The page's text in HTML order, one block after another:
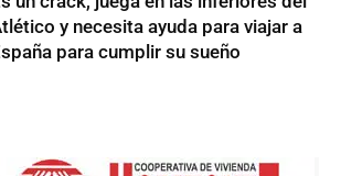
y necesita ayuda para viajar a
para cumplir su sueño